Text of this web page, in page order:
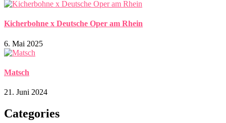
Kicherbohne x Deutsche Oper am Rhein
6. Mai 2025
Matsch
21. Juni 2024
Categories